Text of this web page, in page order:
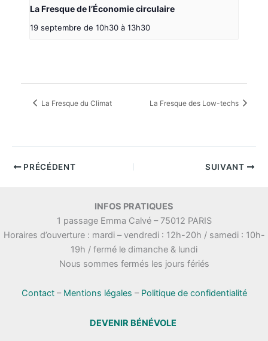
La Fresque de l’Économie circulaire
19 septembre de 10h30 à 13h30
La Fresque du Climat La Fresque des Low-techs
PRÉCÉDENT SUIVANT
INFOS PRATIQUES
1 passage Emma Calvé – 75012 PARIS
Horaires d’ouverture : mardi – vendredi : 12h-20h / samedi : 10h-
19h / fermé le dimanche & lundi
Nous sommes fermés les jours fériés
Contact– Mentions légales – Politique de confidentialité
DEVENIR BÉNÉVOLE